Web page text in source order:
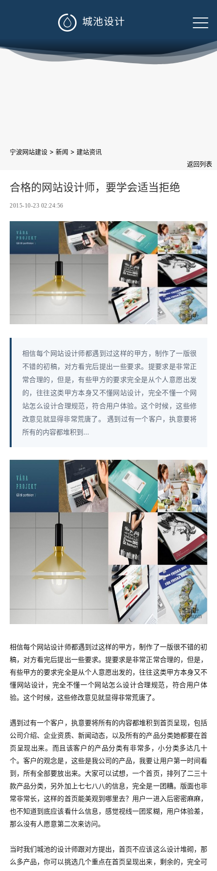

宁波网站建设 > 新闻 > 建站资讯
返回列表
合格的网站设计师，要学会适当拒绝
2015-10-23 02:24:56
相信每个网站设计师都遇到过这样的甲方，制作了一版很
不错的初稿，对方看完后提出一些要求。提要求是非常正
常合理的，但是，有些甲方的要求完全是从个人意愿出发
的，往往这类甲方本身又不懂网站设计，完全不懂一个网
站怎么设计合理规范，符合用户体验。这个时候，这些修
改意见就显得非常荒唐了。 遇到过有一个客户，执意要将
所有的内容都堆积到...
相信每个网站设计师都遇到过这样的甲方，制作了一版很不错的初
稿，对方看完后提出一些要求。提要求是非常正常合理的，但是，
有些甲方的要求完全是从个人意愿出发的，往往这类甲方本身又不
懂网站设计，完全不懂一个网站怎么设计合理规范，符合用户体
验。这个时候，这些修改意见就显得非常荒唐了。
遇到过有一个客户，执意要将所有的内容都堆积到首页呈现，包括
公司介绍、企业资质、新闻动态，以及所有的产品分类她都要在首
页呈现出来。而且该客户的产品分类有非常多，小分类多达几十
个。客户的观念是，这些是我公司的产品，我要让用户第一时间看
到，所有全部要放出来。大家可以试想，一个首页，排列了二三十
款产品分类，另外加上七七八八的信息，完全是一团糟。版面也非
常非常长，这样的首页能美观到哪里去？用户一进入后密密麻麻，
也不知道到底应该看什么信息，感觉视线一团浆糊，用户体验差，
那么没有人愿意第二次来访问。
当时我们城池的设计师跟对方提出，首页不应该这么设计堆砌，那
么多产品，你可以挑选几个重点在首页呈现出来，剩余的，完全可